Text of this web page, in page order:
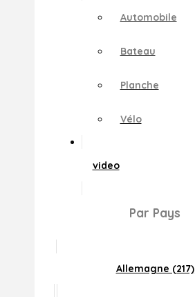
Automobile
Bateau
Planche
Vélo
video
Par Pays
Allemagne (217)